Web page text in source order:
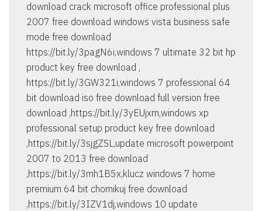
download crack microsoft office professional plus
2007 free download windows vista business safe
mode free download
https://bit.ly/3pagN6i,windows 7 ultimate 32 bit hp
product key free download ,
https://bit.ly/3GW321i,windows 7 professional 64
bit download iso free download full version free
download ,https://bit.ly/3yEUjxm,windows xp
professional setup product key free download
,https://bit.ly/3sjgZSL,update microsoft powerpoint
2007 to 2013 free download
,https://bit.ly/3mh1B5x,klucz windows 7 home
premium 64 bit chomikuj free download
,https://bit.ly/3IZV1dj,windows 10 update